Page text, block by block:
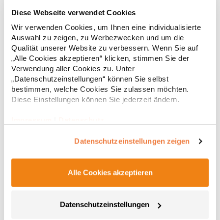
Diese Webseite verwendet Cookies
Wir verwenden Cookies, um Ihnen eine individualisierte
Auswahl zu zeigen, zu Werbezwecken und um die
Qualität unserer Website zu verbessern. Wenn Sie auf
„Alle Cookies akzeptieren“ klicken, stimmen Sie der
Verwendung aller Cookies zu. Unter
„Datenschutzeinstellungen“ können Sie selbst
bestimmen, welche Cookies Sie zulassen möchten.
Diese Einstellungen können Sie jederzeit ändern.
Datenschutzeinstellungen zeigen
Alle Cookies akzeptieren
Datenschutzeinstellungen
RY6618 Roly Eco Damen Polo Poloshirtshirt Prince
Tailliertes Kurzarm-Poloshirt für Damen aus zertifizierter Bio-
Baumwolle Kragen und Ärmelbündchen aus 1x1-Rippe
Knopfleiste mit zwei Knöpfen Verstärkte Nahtabdeckung am
Kragen Seitenschlitze am Saum Herausreißbares
LabelPfegehinweis: 40 °C waschbarBügeln erlaubtGrammatur:
210 g/m²Materialzusammensetzung: 100% Baumwolle (Heather
Grey: 85% Baumwolle / 15% Viskose)Angaben zur
Produktsicherheit: Herst.-Nr.: PO6618Hersteller: GORFACTORY
ab
* Preise inkl. gesetzlicher Mwst. +Versandkosten *